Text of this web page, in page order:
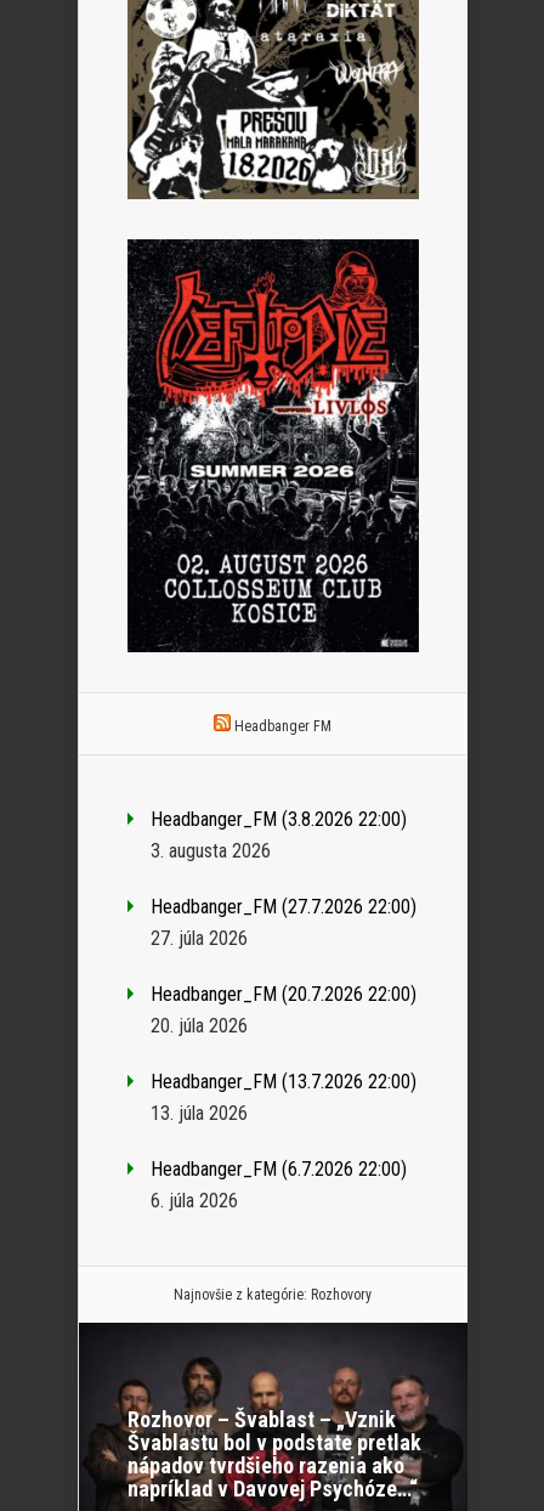
Headbanger FM
Headbanger_FM (3.8.2026 22:00)
3. augusta 2026
Headbanger_FM (27.7.2026 22:00)
27. júla 2026
Headbanger_FM (20.7.2026 22:00)
20. júla 2026
Headbanger_FM (13.7.2026 22:00)
13. júla 2026
Headbanger_FM (6.7.2026 22:00)
6. júla 2026
Najnovšie z kategórie: Rozhovory
Rozhovor – Švablast – „Vznik
Švablastu bol v podstate pretlak
nápadov tvrdšieho razenia ako
napríklad v Davovej Psychóze…“